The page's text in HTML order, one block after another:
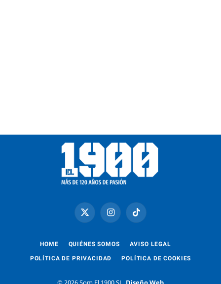
X
(Twitter)
InstagramTikTok
HOME QUIÉNES SOMOS AVISO LEGAL
POLÍTICA DE PRIVACIDAD POLÍTICA DE COOKIES